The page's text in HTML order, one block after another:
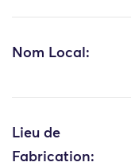
Nom Local:
Lieu de
Fabrication: